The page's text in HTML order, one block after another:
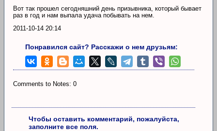
Вот так прошел сегодняшний день призывника, который бывает
раз в год и нам выпала удача побывать на нем.
2011-10-14 20:14
Понравился сайт? Расскажи о нем друзьям:
Comments to Notes: 0
Чтобы оставить комментарий, пожалуйста,
заполните все поля.